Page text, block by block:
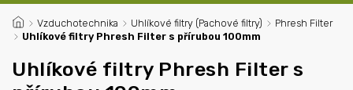
/ Vzduchotechnika / Uhlíkové filtry (Pachové filtry) / Phresh Filter
/ Uhlíkové filtry Phresh Filter s přírubou 100mm
Uhlíkové filtry Phresh Filter s